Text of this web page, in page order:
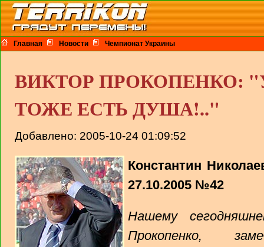
Главная Новости Чемпионат Украины
ВИКТОР ПРОКОПЕНКО:
ТОЖЕ ЕСТЬ ДУША!.."
Добавлено: 2005-10-24 01:09:52
Константин
27.10.2005 №42
Нашему
Прокопенко,